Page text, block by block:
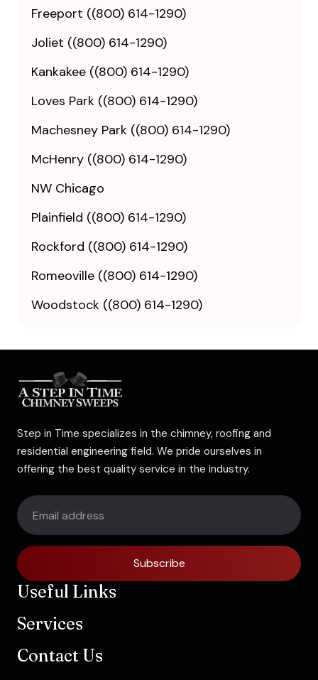
Freeport ((800) 614-1290)
Joliet ((800) 614-1290)
Kankakee ((800) 614-1290)
Loves Park ((800) 614-1290)
Machesney Park ((800) 614-1290)
McHenry ((800) 614-1290)
NW Chicago
Plainfield ((800) 614-1290)
Rockford ((800) 614-1290)
Romeoville ((800) 614-1290)
Woodstock ((800) 614-1290)
Step in Time specializes in the chimney, roofing and
residential engineering field. We pride ourselves in
offering the best quality service in the industry.
Subscribe
Useful Links
Services
Contact Us